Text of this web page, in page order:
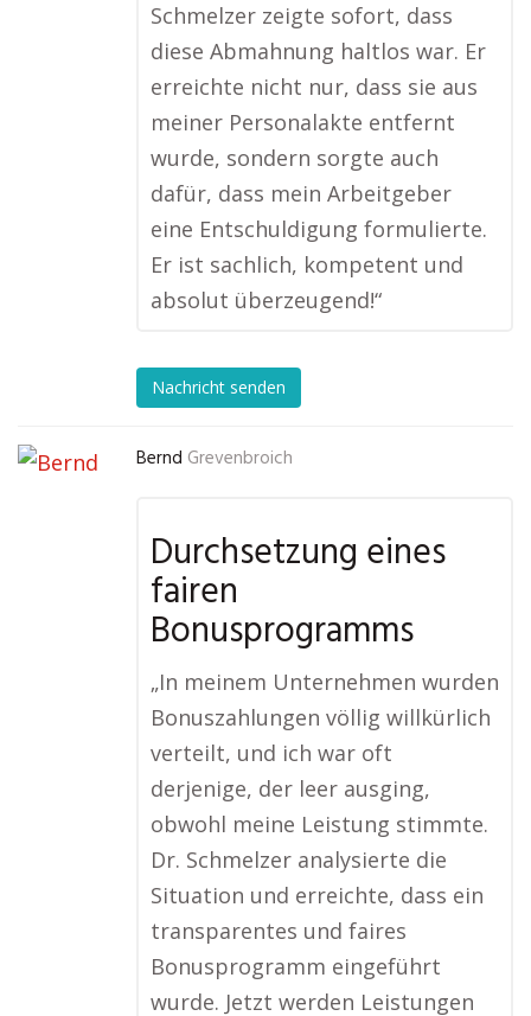
Schmelzer zeigte sofort, dass
diese Abmahnung haltlos war. Er
erreichte nicht nur, dass sie aus
meiner Personalakte entfernt
wurde, sondern sorgte auch
dafür, dass mein Arbeitgeber
eine Entschuldigung formulierte.
Er ist sachlich, kompetent und
absolut überzeugend!“
Nachricht senden
Bernd Grevenbroich
Durchsetzung eines
fairen
Bonusprogramms
„In meinem Unternehmen wurden
Bonuszahlungen völlig willkürlich
verteilt, und ich war oft
derjenige, der leer ausging,
obwohl meine Leistung stimmte.
Dr. Schmelzer analysierte die
Situation und erreichte, dass ein
transparentes und faires
Bonusprogramm eingeführt
wurde. Jetzt werden Leistungen